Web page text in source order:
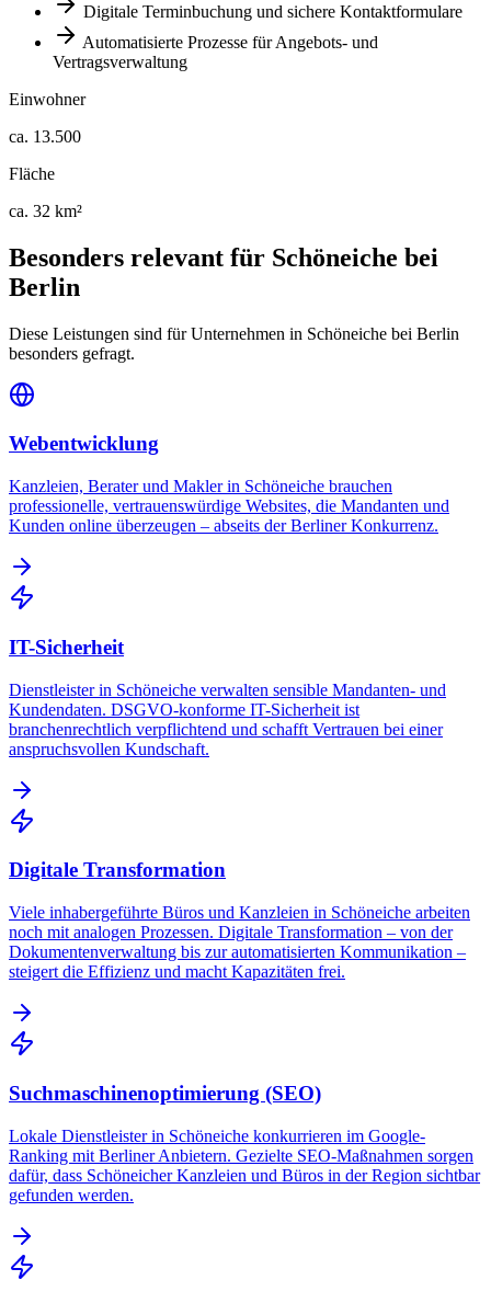
Digitale Terminbuchung und sichere Kontaktformulare
Automatisierte Prozesse für Angebots- und
Vertragsverwaltung
Einwohner
ca. 13.500
Fläche
ca. 32 km²
Besonders relevant für Schöneiche bei
Berlin
Diese Leistungen sind für Unternehmen in Schöneiche bei Berlin
besonders gefragt.
Webentwicklung
Kanzleien, Berater und Makler in Schöneiche brauchen
professionelle, vertrauenswürdige Websites, die Mandanten und
Kunden online überzeugen – abseits der Berliner Konkurrenz.
IT-Sicherheit
Dienstleister in Schöneiche verwalten sensible Mandanten- und
Kundendaten. DSGVO-konforme IT-Sicherheit ist
branchenrechtlich verpflichtend und schafft Vertrauen bei einer
anspruchsvollen Kundschaft.
Digitale Transformation
Viele inhabergeführte Büros und Kanzleien in Schöneiche arbeiten
noch mit analogen Prozessen. Digitale Transformation – von der
Dokumentenverwaltung bis zur automatisierten Kommunikation –
steigert die Effizienz und macht Kapazitäten frei.
Suchmaschinenoptimierung (SEO)
Lokale Dienstleister in Schöneiche konkurrieren im Google-
Ranking mit Berliner Anbietern. Gezielte SEO-Maßnahmen sorgen
dafür, dass Schöneicher Kanzleien und Büros in der Region sichtbar
gefunden werden.